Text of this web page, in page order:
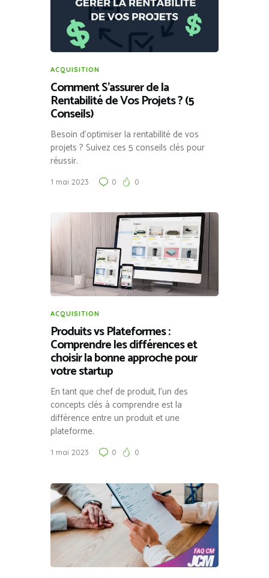
ACQUISITION
Comment S’assurer de la
Rentabilité de Vos Projets ? (5
Conseils)
Besoin d’optimiser la rentabilité de vos
projets ? Suivez ces 5 conseils clés pour
réussir.
1 mai 2023 0 0
ACQUISITION
Produits vs Plateformes :
Comprendre les différences et
choisir la bonne approche pour
votre startup
En tant que chef de produit, l’un des
concepts clés à comprendre est la
différence entre un produit et une
plateforme.
1 mai 2023 0 0